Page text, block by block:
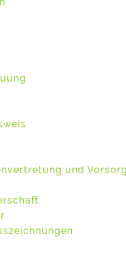
und